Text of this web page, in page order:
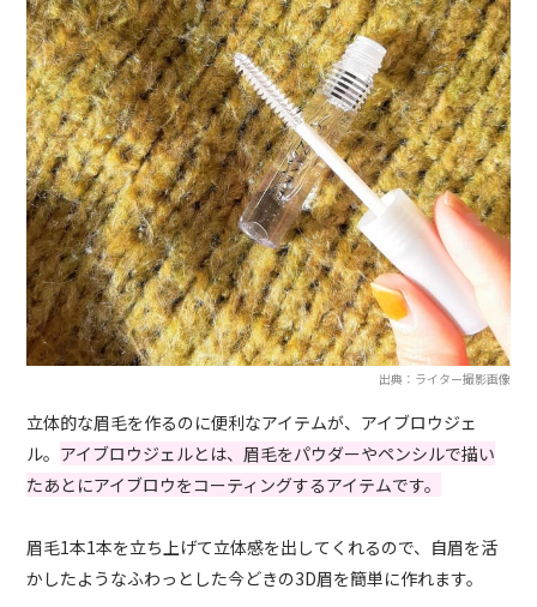
出典：ライター撮影画像
立体的な眉毛を作るのに便利なアイテムが、アイブロウジェ
ル。 アイブロウジェルとは、眉毛をパウダーやペンシルで描い
たあとにアイブロウをコーティングするアイテムです。
眉毛1本1本を立ち上げて立体感を出してくれるので、自眉を活
かしたようなふわっとした今どきの3D眉を簡単に作れます。